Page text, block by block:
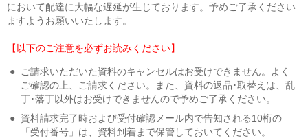
において配達に大幅な遅延が生じております。予めご了承ください
ますようお願いいたします。
【以下のご注意を必ずお読みください】
●
ご請求いただいた資料のキャンセルはお受けできません。よく
ご確認の上、ご請求ください。また、資料の返品･取替えは、乱
丁･落丁以外はお受けできませんので予めご了承ください。
● 資料請求完了時および受付確認メール内で告知される10桁の
「受付番号」は、資料到着まで保管しておいてください。